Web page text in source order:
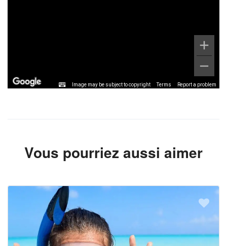
Image may be subject to copyright Terms Report a problem
Vous pourriez aussi aimer